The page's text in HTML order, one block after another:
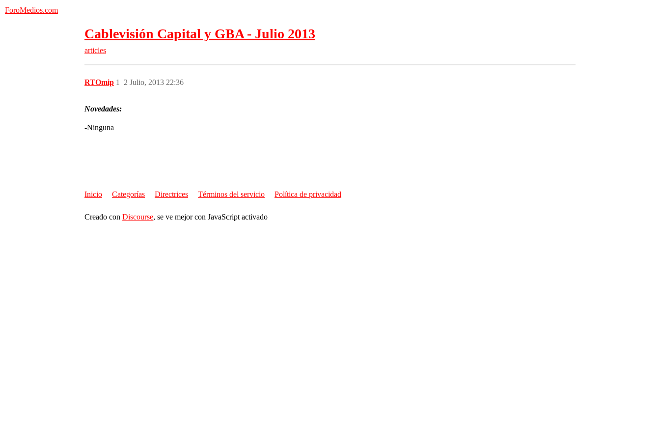
ForoMedios.com
Cablevisión Capital y GBA - Julio 2013
articles
RTOmip 2 Julio, 2013 22:36
1
Novedades:
-Ninguna
Inicio Categorías Directrices Términos del servicio Política de privacidad
Creado con Discourse, se ve mejor con JavaScript activado